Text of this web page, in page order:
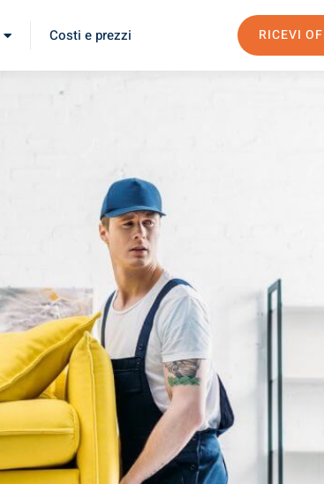
Costi e prezzi RICEVI